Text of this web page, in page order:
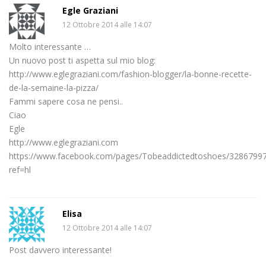
Egle Graziani
12 Ottobre 2014 alle 14:07
Molto interessante …
Un nuovo post ti aspetta sul mio blog:
http://www.eglegraziani.com/fashion-blogger/la-bonne-recette-
de-la-semaine-la-pizza/
Fammi sapere cosa ne pensi..
Ciao
Egle
http://www.eglegraziani.com
https://www.facebook.com/pages/Tobeaddictedtoshoes/
ref=hl
Elisa
12 Ottobre 2014 alle 14:07
Post davvero interessante!